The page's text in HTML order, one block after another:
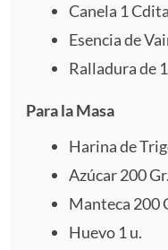
Canela 1
Esencia de
Ralladura de
Para la Masa
Harina de
Azúcar 200 Gr.
Manteca 200
Huevo 1 u.